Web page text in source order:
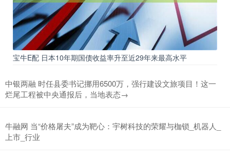
宝牛E配 日本10年期国债收益率升至近29年来最高水平
中银两融 时任县委书记挪用6500万，强行建设文旅项目！这一
烂尾工程被中央通报后，当地表态→
牛融网 当“价格屠夫”成为靶心：宇树科技的荣耀与枷锁_机器人_
上市_行业